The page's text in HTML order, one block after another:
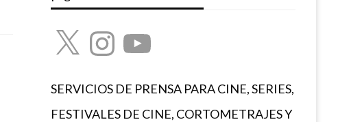
X InstagramYouTube
SERVICIOS DE PRENSA PARA CINE, SERIES,
FESTIVALES DE CINE, CORTOMETRAJES Y